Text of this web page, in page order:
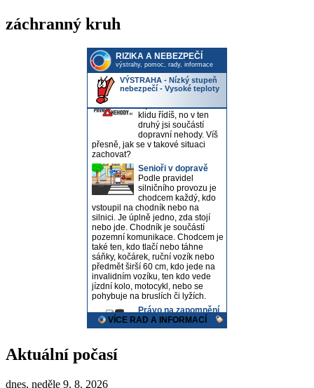
záchranný kruh
Aktuální počasí
dnes, neděle 9. 8. 2026